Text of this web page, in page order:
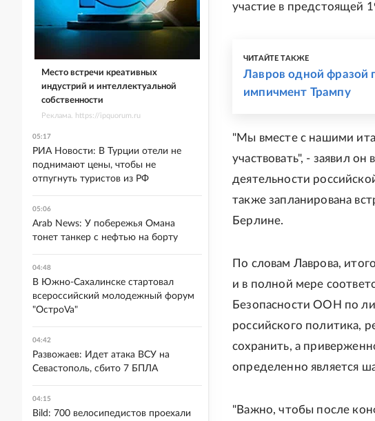
участие в предстоящей
ЧИТАЙТЕ ТАКЖЕ
Лавров одной фразой
импичмент Трампу
"Мы вместе с нашими
участвовать", - заявил
деятельности
также запланирована
Берлине.
По словам Лаврова,
и в полной мере
Безопасности ООН по
российского политика,
сохранить, а
определенно является
"Важно, чтобы после
Место встречи креативных
индустрий и интеллектуальной
собственности
Реклама. https://ipquorum.ru
05:17
РИА Новости: В Турции отели не
поднимают цены, чтобы не
отпугнуть туристов из РФ
05:06
Arab News: У побережья Омана
тонет танкер с нефтью на борту
04:48
В Южно-Сахалинске стартовал
всероссийский молодежный форум
"ОстроVa"
04:42
Развожаев: Идет атака ВСУ на
Севастополь, сбито 7 БПЛА
04:15
Bild: 700 велосипедистов проехали